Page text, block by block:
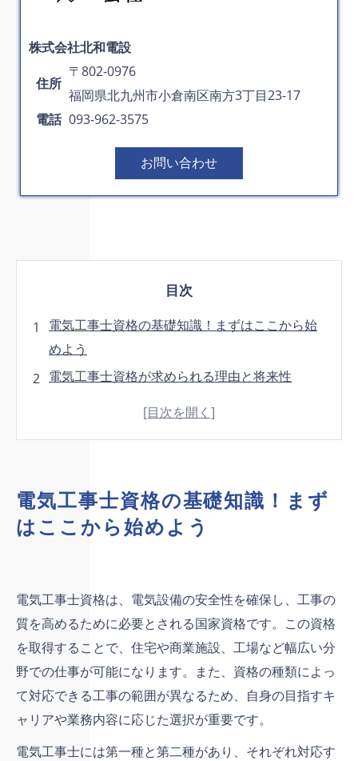
株式会社北和電設
住所
〒802-0976
福岡県北九州市小倉南区南方3丁目23-17
電話 093-962-3575
お問い合わせ
目次
電気工事士資格の基礎知識！まずはここから始
めよう
電気工事士資格が求められる理由と将来性
資格取得を目指す前に知りたい！失敗しない試
これから資格取得を目指すあなたへの応援メッ
セージ
会社概要
電気工事士資格の基礎知識！まず
はここから始めよう
電気工事士資格は、電気設備の安全性を確保し、工事の
質を高めるために必要とされる国家資格です。この資格
を取得することで、住宅や商業施設、工場など幅広い分
野での仕事が可能になります。また、資格の種類によっ
て対応できる工事の範囲が異なるため、自身の目指すキ
ャリアや業務内容に応じた選択が重要です。
電気工事士には第一種と第二種があり、それぞれ対応す